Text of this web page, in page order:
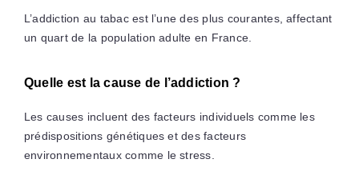
L’addiction au tabac est l’une des plus courantes, affectant
un quart de la population adulte en France.
Quelle est la cause de l’addiction ?
Les causes incluent des facteurs individuels comme les
prédispositions génétiques et des facteurs
environnementaux comme le stress.